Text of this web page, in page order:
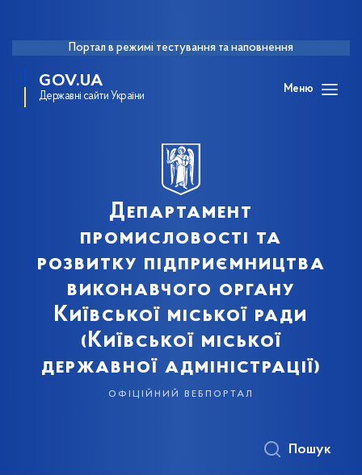
Портал в режимі тестування та наповнення
GOV.UA
Державні сайти України
Меню
Департамент
промисловості та
розвитку підприємництва
виконавчого органу
Київської міської ради
(Київської міської
державної адміністрації)
офіційний вебпортал
Пошук